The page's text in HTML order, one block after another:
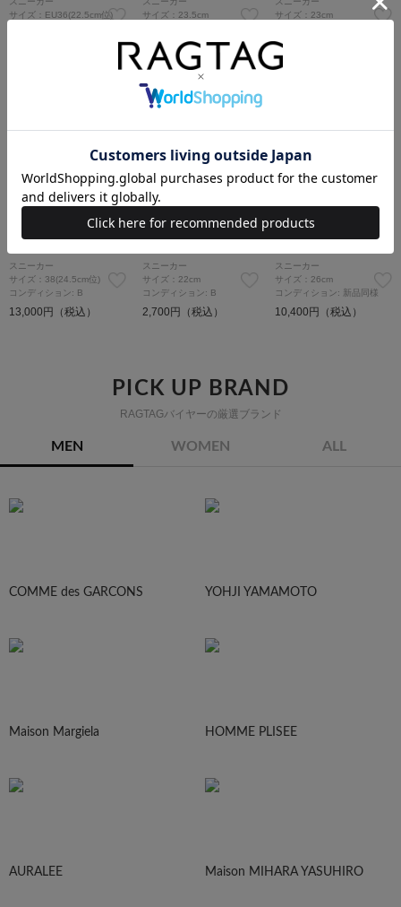
サイズ：EU36(22.5cm位)
サイズ：23.5cm
9,400円（税込）
サイズ：23cm
17,000円（税込）
SOLDOUT
スニーカー
サイズ：38(24.5cm位)
コンディション: B
13,000円（税込）
SOLDOUT
スニーカー
サイズ：22cm
コンディション: B
2,700円（税込）
SOLDOUT
スニーカー
サイズ：26cm
コンディション: 新品同様
10,400円（税込）
PICK UP BRAND
RAGTAGバイヤーの厳選ブランド
MEN WOMEN ALL
COMME des GARCONS YOHJI YAMAMOTO
Maison Margiela HOMME PLISEE
AURALEE Maison MIHARA YASUHIRO